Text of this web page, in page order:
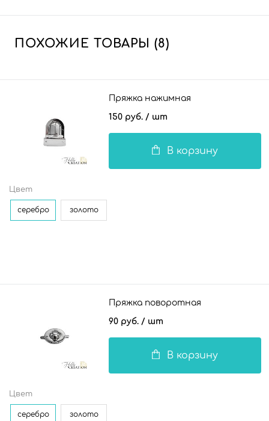
ПОХОЖИЕ ТОВАРЫ (8)
Пряжка нажимная
150 руб. / шт
В корзину
Цвет
серебро золото
Пряжка поворотная
90 руб. / шт
В корзину
Цвет
серебро золото